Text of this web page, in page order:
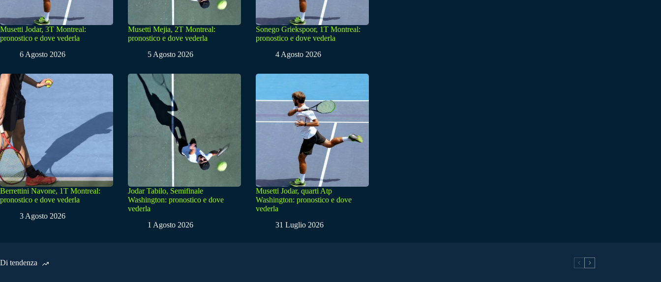
Musetti Jodar, 3T Montreal:
pronostico e dove vederla
6 Agosto 2026
Musetti Mejia, 2T Montreal:
pronostico e dove vederla
5 Agosto 2026
Sonego Griekspoor, 1T Montreal:
pronostico e dove vederla
4 Agosto 2026
Berrettini Navone, 1T Montreal:
pronostico e dove vederla
3 Agosto 2026
Jodar Tabilo, Semifinale
Washington: pronostico e dove
vederla
1 Agosto 2026
Musetti Jodar, quarti Atp
Washington: pronostico e dove
vederla
31 Luglio 2026
Di tendenza